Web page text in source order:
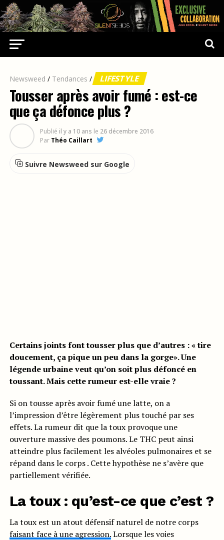
Newsweed / Tendances / LIFESTYLE
Tousser après avoir fumé : est-ce
que ça défonce plus ?
Publié il y a 10 ans le 26 décembre 2016
Par Théo Caillart
Suivre Newsweed sur Google
Certains joints font tousser plus que d’autres : « tire
doucement, ça pique un peu dans la gorge». Une
légende urbaine veut qu’on soit plus défoncé en
toussant. Mais cette rumeur est-elle vraie ?
Si on tousse après avoir fumé une latte, on a
l’impression d’être légèrement plus touché par ses
effets. La rumeur dit que la toux provoque une
ouverture massive des poumons. Le THC peut ainsi
atteindre plus facilement les alvéoles pulmonaires et se
répand dans le corps . Cette hypothèse ne s’avère que
partiellement vérifiée.
La toux : qu’est-ce que c’est ?
La toux est un atout défensif naturel de notre corps
faisant face à une agression.Lorsque les voies